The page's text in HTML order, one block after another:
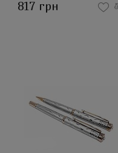
817 грн